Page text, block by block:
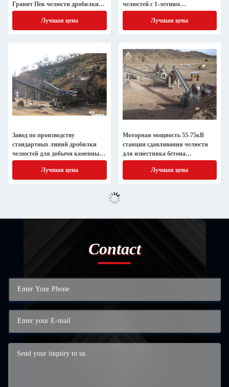
Гранит Пек челюсти дробилки
для рынка
Лучшая цена
челюстей с 1-летним
послепродажным обслуживанием
Лучшая цена
Завод по производству
стандартных линий дробилки
челюстей для добычи каменных
агрегатов на рынке
Лучшая цена
Моторная мощность 55-75кВ
станции сдавливания челюсти
для известняка бетона
базальтового гранитного
Лучшая цена
Contact